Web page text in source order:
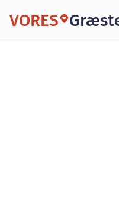
VORES